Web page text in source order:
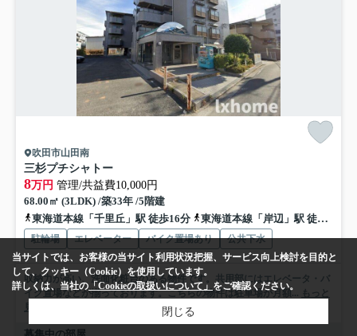
吹田市山田南
三杉プチシャトー
8万円 管理/共益費10,000円
68.00㎡ (3LDK) /築33年 /5階建
東海道本線「千里丘」駅 徒歩16分
東海道本線「岸辺」駅 徒歩28分
駐輪場 エレベーター バイク置場あり 公共下水
収納力が高い、洗面化粧台のある物件です。共用部にはエレベータ・バ
イク置場などが揃っております。こちらの物件は駐車場が月額... もっと
当サイトでは、お客様の当サイト利用状況把握、サービス向上検討を目的と
して、クッキー（Cookie）を使用しています。
詳しくは、当社の 「Cookieの取扱いについて」 をご確認ください。
閉じる